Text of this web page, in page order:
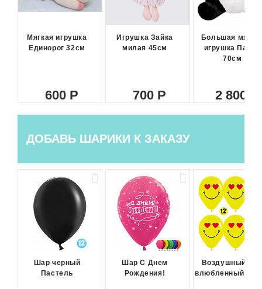
Мягкая игрушка
Единорог 32см
600
Игрушка Зайка
милая 45см
700
Большая
игрушка Панда
70см
2 800
ДОБАВЬ ШАРИКИ К ЗАКАЗУ
Шар черный
Пастель
Шар С Днем
Рождения!
Воздушный
влюбленный